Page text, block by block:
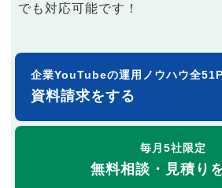
でも対応可能です！
企業YouTubeの運用ノウハウ全51P
資料請求をする
毎月5社限定
無料相談・見積り